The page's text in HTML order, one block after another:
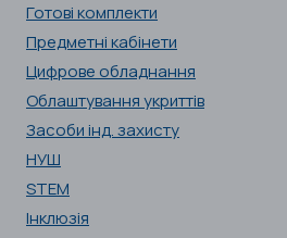
Готові комплекти
Предметні кабінети
Цифрове обладнання
Облаштування укриттів
Засоби інд. захисту
НУШ
STEM
Інклюзія